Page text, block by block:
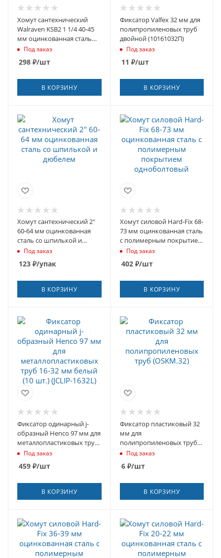
Хомут сантехнический
Walraven KSB2 1 1/4 40-45
мм оцинкованная сталь
(3396045)
Под заказ
298 ₽/шт
В КОРЗИНУ
Фиксатор Valfex 32 мм для
полипропиленовых труб
двойной (10161032П)
Под заказ
11 ₽/шт
В КОРЗИНУ
Хомут сантехнический 2"
60-64 мм оцинкованная
сталь со шпилькой и
дюбелем
Под заказ
123 ₽/упак
В КОРЗИНУ
Хомут силовой Hard-Fix 68-
73 мм оцинкованная сталь
с полимерным покрытием
одноболтовый
Под заказ
402₽/шт
В КОРЗИНУ
Фиксатор одинарный j-
образный Henco 97 мм для
металлопластиковых труб
16-32 мм белый (10 шт.)
Под заказ
459 ₽/шт
В КОРЗИНУ
Фиксатор пластиковый 32
мм для
полипропиленовых труб
(OSKM.32)
Под заказ
6₽/шт
В КОРЗИНУ